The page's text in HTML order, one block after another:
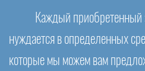
Каждый приобретенный
нуждается в определенных
которые мы можем вам